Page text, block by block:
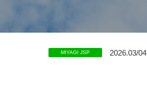
MIYAGI JSP 2026.03/04